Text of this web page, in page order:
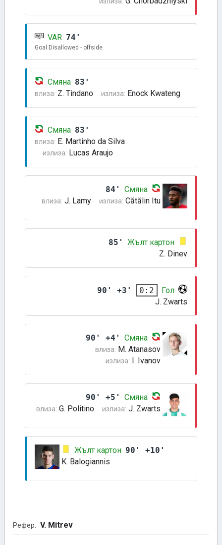
VAR 74'
Goal Disallowed - offside
Смяна 83'
влиза: Z. Tindano излиза: Enock Kwateng
Смяна 83'
влиза: E. Martinho da Silva
излиза: Lucas Araujo
84' Смяна
влиза: J. Lamy излиза: Cătălin Itu
85'
Жълт картон
Z. Dinev
90' +3' 0:2
Гол
J. Zwarts
90' +4' Смяна
влиза: M. Atanasov
излиза: I. Ivanov
90' +5' Смяна
влиза: G. Politino излиза: J. Zwarts
Жълт картон 90' +10'
K. Balogiannis
Рефер: V. Mitrev